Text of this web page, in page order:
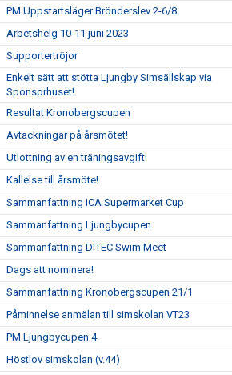
PM Uppstartsläger Brönderslev 2-6/8
Arbetshelg 10-11 juni 2023
Supportertröjor
Enkelt sätt att stötta Ljungby Simsällskap via
Sponsorhuset!
Resultat Kronobergscupen
Avtackningar på årsmötet!
Utlottning av en träningsavgift!
Kallelse till årsmöte!
Sammanfattning ICA Supermarket Cup
Sammanfattning Ljungbycupen
Sammanfattning DITEC Swim Meet
Dags att nominera!
Sammanfattning Kronobergscupen 21/1
Påminnelse anmälan till simskolan VT23
PM Ljungbycupen 4
Höstlov simskolan (v.44)